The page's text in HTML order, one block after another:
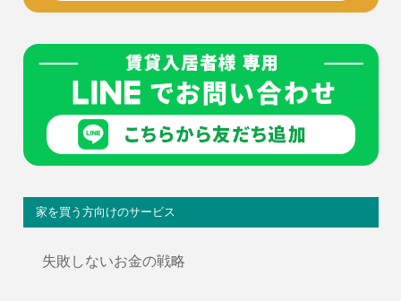
家を買う方向けのサービス
失敗しないお金の戦略